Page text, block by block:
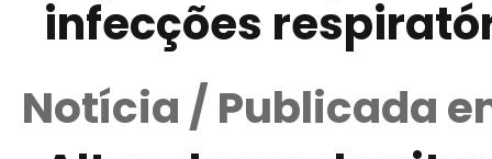
infecções
Notícia / Publicada